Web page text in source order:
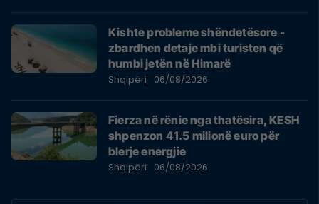
Kishte probleme shëndetësore -
zbardhen detaje mbi turisten që
humbi jetën në Himarë
Shqipëri 06/08/2026
Fierza në rënie nga thatësira, KESH
shpenzon 41.5 milionë euro për
blerje energjie
Shqipëri 06/08/2026